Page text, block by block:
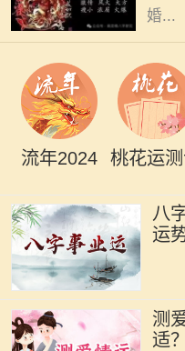
婚...
流年2024 桃花运
八
运
测
适？